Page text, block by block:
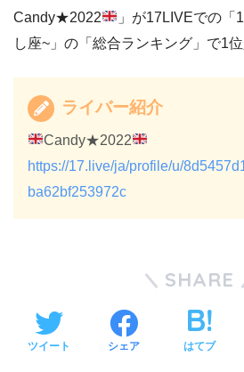
Candy★2022
」が17LIVEでの「
し座~」の「総合ランキング」で1位
ライバー紹介
Candy★2022
https://17.live/ja/profile/u/
ba62bf253972c
SHARE
ツイート シェア はてブ